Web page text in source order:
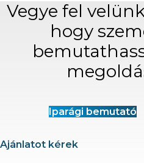
Vegye fel
hogy
Iparági bemutató
Ajánlatot kérek